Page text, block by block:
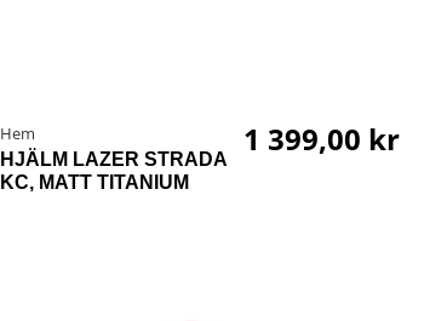
Hem
HJÄLM LAZER STRADA
KC, MATT TITANIUM
1 399,00 kr